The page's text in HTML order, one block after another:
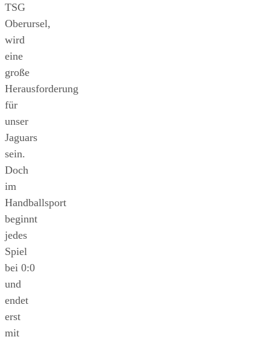
TSG
Oberursel,
wird
eine
große
Herausforderung
für
unser
Jaguars
sein.
Doch
im
Handballsport
beginnt
jedes
Spiel
bei 0:0
und
endet
erst
mit